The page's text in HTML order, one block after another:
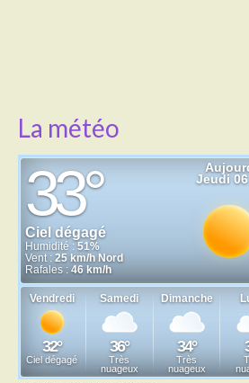
LE BRULAGE DES VEGETAUX
DECHETS VERTS
La météo